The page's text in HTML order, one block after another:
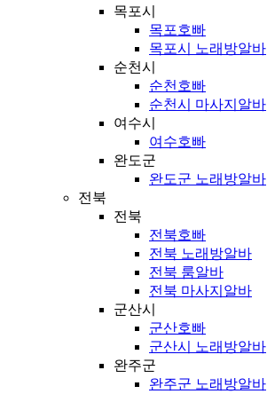
목포시
목포호빠
목포시 노래방알바
순천시
순천호빠
순천시 마사지알바
여수시
여수호빠
완도군
완도군 노래방알바
전북
전북
전북호빠
전북 노래방알바
전북 룸알바
전북 마사지알바
군산시
군산호빠
군산시 노래방알바
완주군
완주군 노래방알바